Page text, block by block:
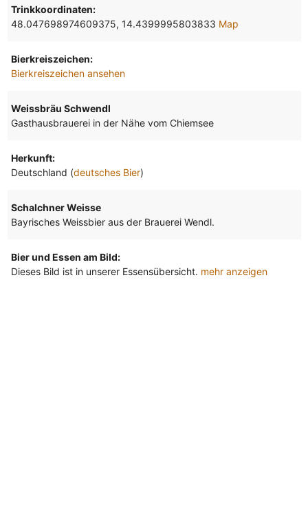
Trinkkoordinaten:
48.047698974609375, 14.4399995803833 Map
Bierkreiszeichen:
Bierkreiszeichen ansehen
Weissbräu Schwendl
Gasthausbrauerei in der Nähe vom Chiemsee
Herkunft:
Deutschland (deutsches Bier)
Schalchner Weisse
Bayrisches Weissbier aus der Brauerei Wendl.
Bier und Essen am Bild:
Dieses Bild ist in unserer Essensübersicht. mehr anzeigen